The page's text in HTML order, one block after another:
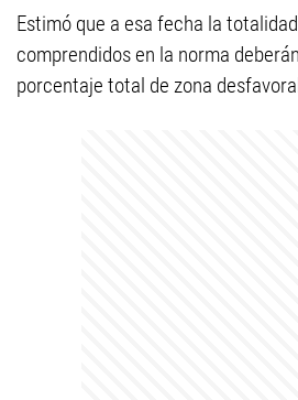
Estimó que a esa fecha la
comprendidos en la norma
porcentaje total de zona